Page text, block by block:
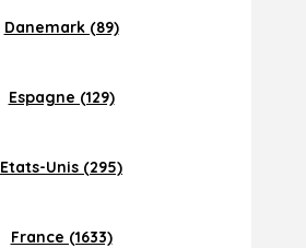
Danemark (89)
Espagne (129)
Etats-Unis (295)
France (1633)